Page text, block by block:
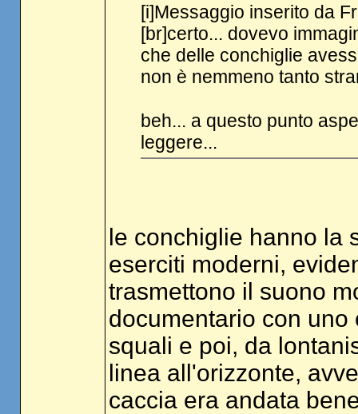
[i]Messaggio inserito da
[br]certo... dovevo
che delle conchiglie
non è nemmeno tanto
beh... a questo punto
leggere...
le conchiglie hanno la
eserciti moderni,
trasmettono il suono
documentario con
squali e poi, da
linea all'orizzonte,
caccia era andata